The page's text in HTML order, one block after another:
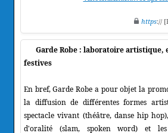
https://
Garde Robe : laboratoire
festives
En bref, Garde Robe a pour objet la
la diffusion de différentes formes
spectacle vivant (théâtre, danse hip
d'oralité (slam, spoken word) et